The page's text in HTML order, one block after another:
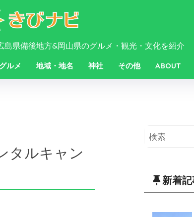
県備後地方&岡山県のグルメ・観光・文化を紹介
グルメ 地域・地名 神社 その他 ABOUT
タルキャン
新着